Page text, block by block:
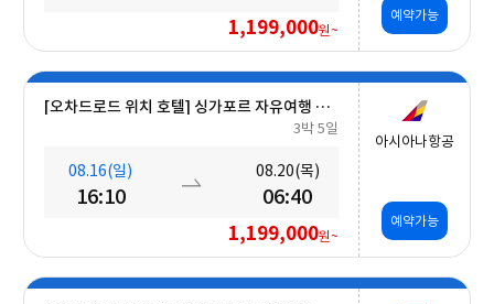
1,199,000원~
예약가능
[오차드로드 위치 호텔] 싱가포르 자유여행 5일 #조식포함
3박 5일
08.16(일)
16:10
08.20(목)
06:40
1,199,000원~
아시아나항공
예약가능